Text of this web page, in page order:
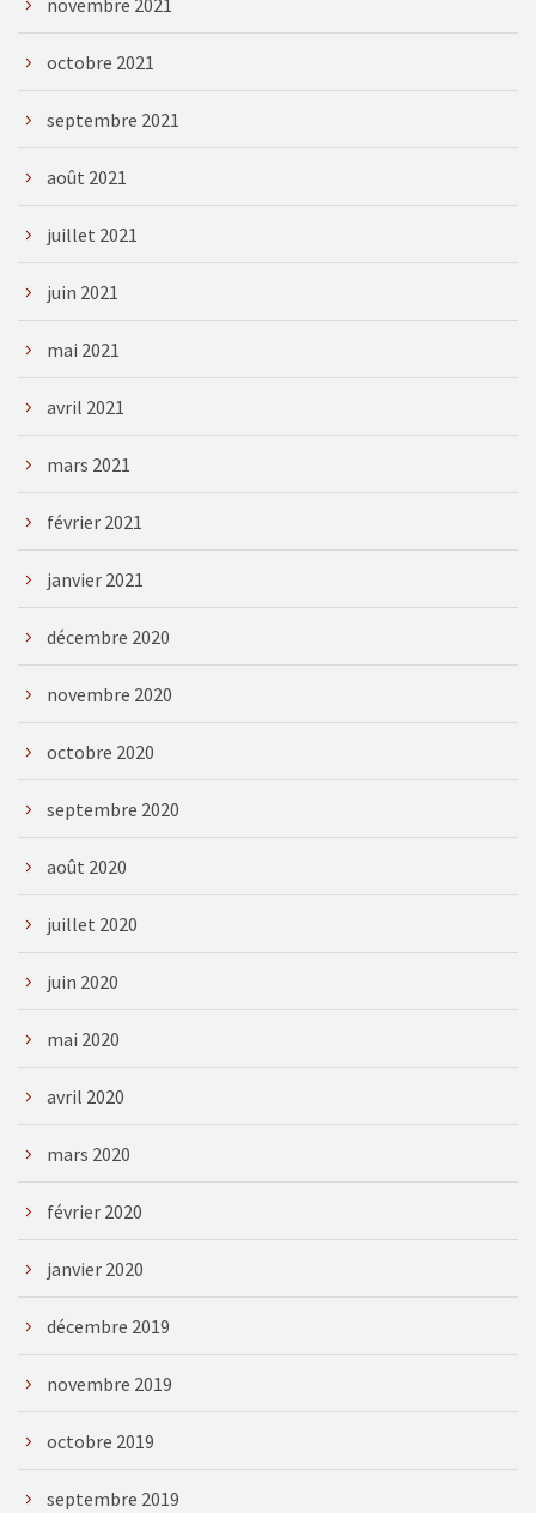
novembre 2021
octobre 2021
septembre 2021
août 2021
juillet 2021
juin 2021
mai 2021
avril 2021
mars 2021
février 2021
janvier 2021
décembre 2020
novembre 2020
octobre 2020
septembre 2020
août 2020
juillet 2020
juin 2020
mai 2020
avril 2020
mars 2020
février 2020
janvier 2020
décembre 2019
novembre 2019
octobre 2019
septembre 2019